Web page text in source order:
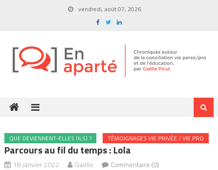
vendredi, août 07, 2026
QUE DEVIENNENT-ELLES (ILS) ? TÉMOIGNAGES VIE PRIVÉE / VIE PRO
Parcours au fil du temps : Lola
18 janvier 2022 Gaëlle Commentaire (0)